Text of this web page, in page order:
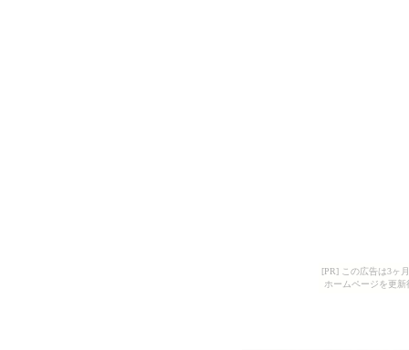
[PR] この広告は3ヶ
ホームページを更